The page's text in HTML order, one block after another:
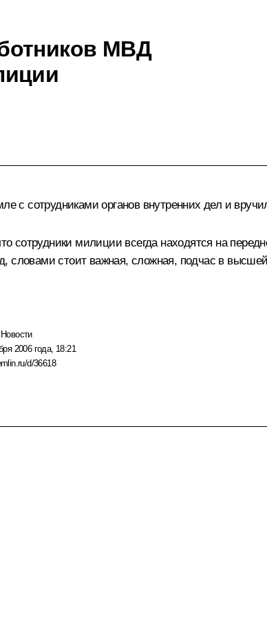
МВД
сотрудниками органов внутренних дел и
сотрудники милиции всегда находятся на
словами стоит важная, сложная, подчас в
Новости
2006 года, 18:21
d/36618